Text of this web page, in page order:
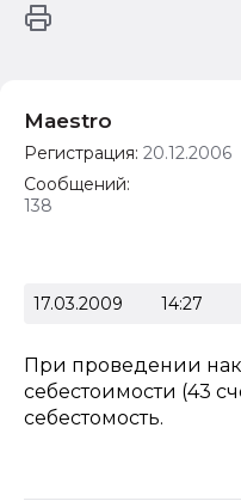
Maestro
Регистрация: 20.12.2006
Сообщений:
138
17.03.2009 14:27
При проведении
себестоимости (43
себестомость.